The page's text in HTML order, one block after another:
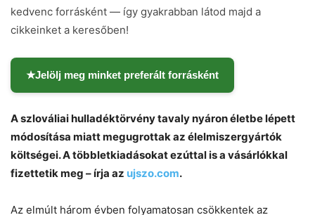
kedvenc forrásként — így gyakrabban látod majd a
cikkeinket a keresőben!
★Jelölj meg minket preferált forrásként
A szlováliai hulladéktörvény tavaly nyáron életbe lépett
módosítása miatt megugrottak az élelmiszergyártók
költségei. A többletkiadásokat ezúttal is a vásárlókkal
fizettetik meg – írja az ujszo.com.
Az elmúlt három évben folyamatosan csökkentek az
Chat